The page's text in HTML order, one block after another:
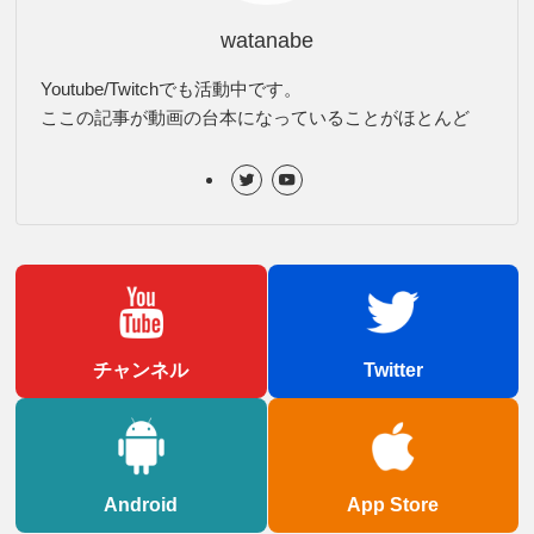
watanabe
Youtube/Twitchでも活動中です。
ここの記事が動画の台本になっていることがほとんど
チャンネル Twitter
Android App Store